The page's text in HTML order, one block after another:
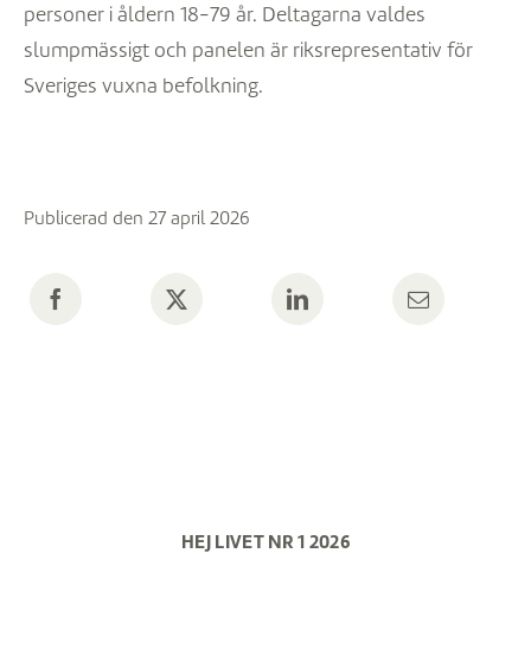
personer i åldern 18-79 år. Deltagarna valdes
slumpmässigt och panelen är riksrepresentativ för
Sveriges vuxna befolkning.
Publicerad den 27 april 2026
HEJ LIVET NR 1 2026